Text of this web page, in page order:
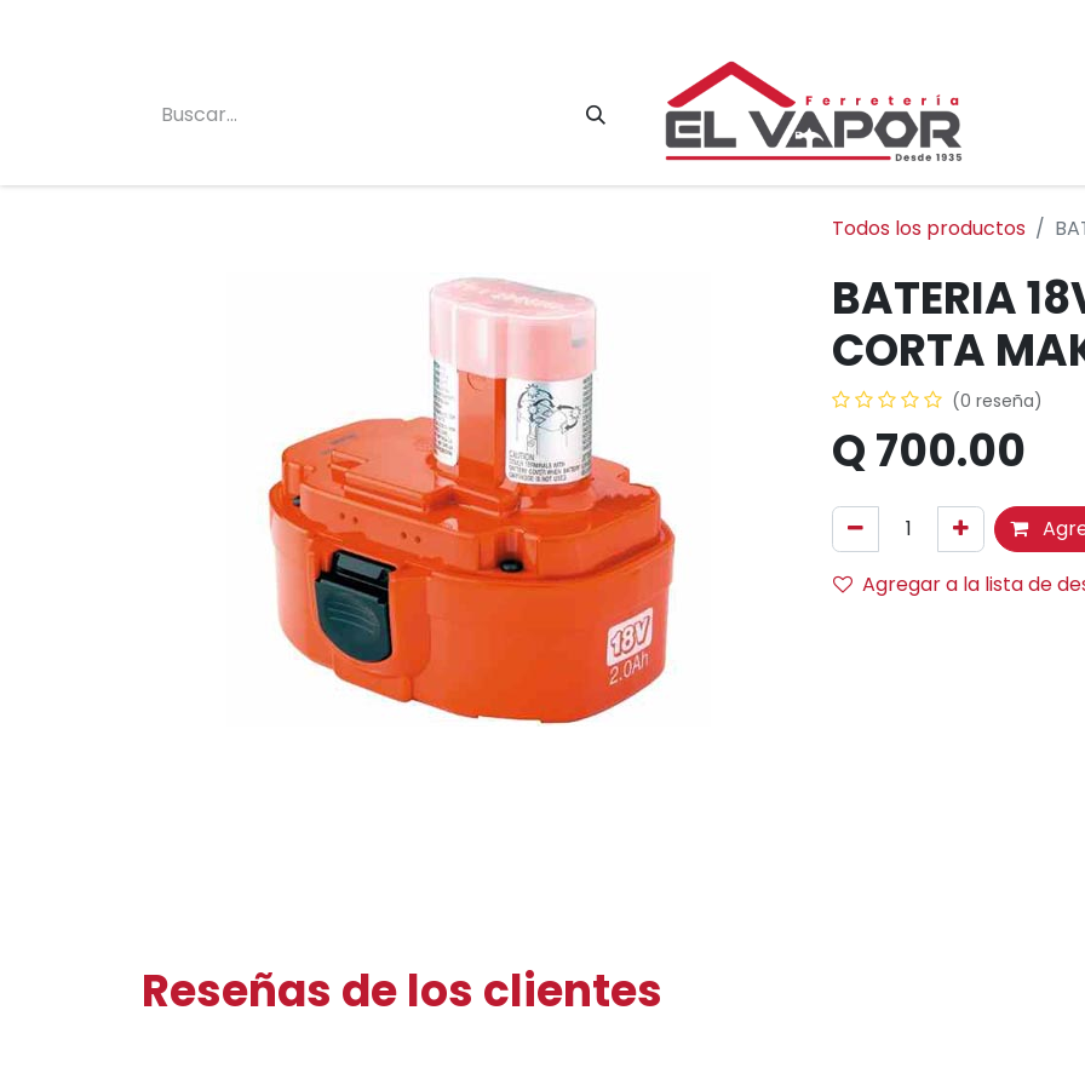
Todos los productos
BATERIA
CORTA
(0 reseña)
Q700.00
Agregar a la lista de
Reseñas de los clientes